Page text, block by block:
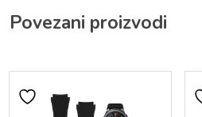
Povezani proizvodi